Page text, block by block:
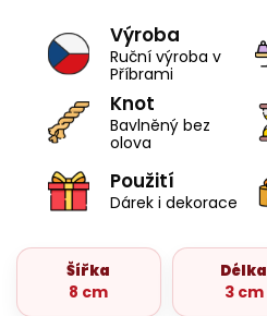
Výroba
Ruční výroba v
Příbrami
Knot
Bavlněný bez
olova
Použití
Dárek i dekorace
Šířka
8 cm
Délka
3 cm